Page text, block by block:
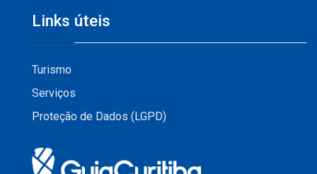
Links úteis
Turismo
Serviços
Proteção de Dados (LGPD)